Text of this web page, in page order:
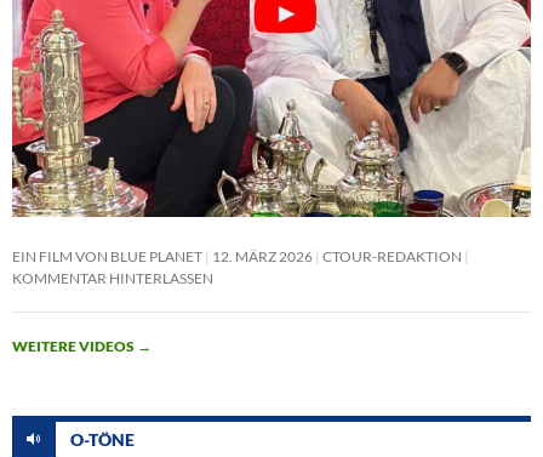
EIN FILM VON BLUE PLANET 12. MÄRZ 2026 CTOUR-REDAKTION
KOMMENTAR HINTERLASSEN
WEITERE VIDEOS →
O-TÖNE